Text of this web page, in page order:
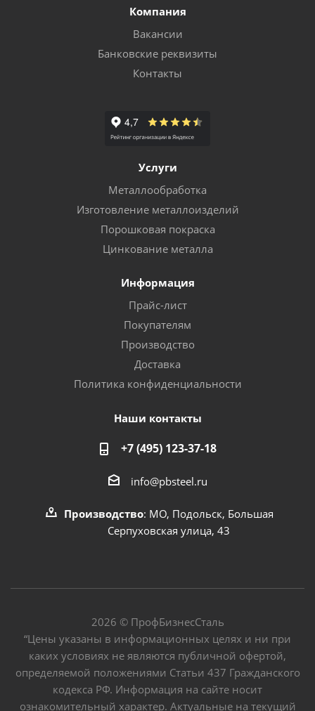
Компания
Вакансии
Банковские реквизиты
Контакты
Услуги
Металлообработка
Изготовление металлоизделий
Порошковая покраска
Цинкование металла
Информация
Прайс-лист
Покупателям
Производство
Доставка
Политика конфиденциальности
Наши контакты
+7 (495) 123-37-18
info@pbsteel.ru
Производство: МО, Подольск, Большая
Серпуховская улица, 43
2026 © ПрофБизнесСталь
“Цены указаны в информационных целях и ни при
каких условиях не являются публичной офертой,
определяемой положениями Статьи 437 Гражданского
кодекса РФ. Информация на сайте носит
ознакомительный характер. Актуальные на текущий